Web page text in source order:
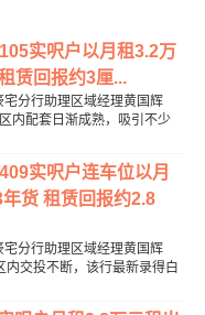
实呎户以月租3.2万
赁回报约3厘...
分行助理区域经理黄国辉
内配套日渐成熟，吸引不少
实呎户连车位以月
货 租赁回报约2.8
分行助理区域经理黄国辉
交投不断，该行最新录得白